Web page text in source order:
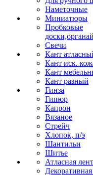
Наметочные
Миниатюры
Пробковые
Свечи
Кант
Кант иск.
Кант
Кант разный
Гинза
Гипюр
Капрон
Вязаное
Стрейч
Хлопок, п/э
Шантильи
Шитье
Атласная